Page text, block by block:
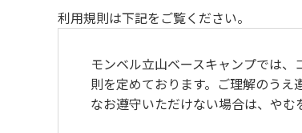
利用規則は下記をご覧ください。
モンベル立山ベースキャンプでは
則を定めております。ご理解のうえ
なお遵守いただけない場合は、やむ